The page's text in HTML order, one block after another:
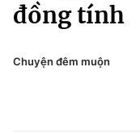
Xã hội
Pháp luật
Văn hóa - Giải
Y tế
Công nghệ
đồng tính
Chuyện đêm muộn